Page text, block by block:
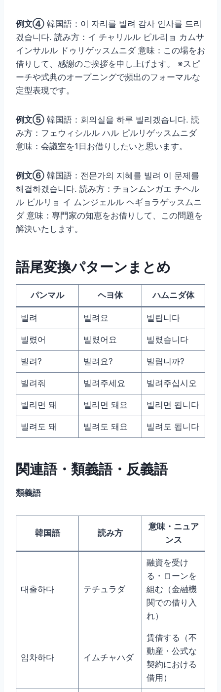
例文④ 韓国語：이 자리를 빌려 감사 인사를 드리
겠습니다. 読み方：イ チャリルル ピル리ョ カムサ
インサルル ドゥリゲッスムニダ 意味：この場をお
借りして、感謝のご挨拶を申し上げます。 ※スピ
ーチや式典のオープニングで頻出のフォーマルな
定型表現です。
例文⑤ 韓国語：회의실을 하루 빌리겠습니다. 読
み方：フェウィシルル ハル ピルリゲッスムニダ
意味：会議室を1日お借りしたいと思います。
例文⑥ 韓国語：전문가의 지혜를 빌려 이 문제를
해결하겠습니다. 読み方：チョンムンガエ チヘル
ル ピルリョ イ ムンジェルル ヘギョラゲッスムニ
ダ 意味：専門家の知恵をお借りして、この問題を
解決いたします。
語尾変換パターンまとめ
パンマル ヘヨ体 ハムニダ体
빌려 빌려요 빌립니다
빌렸어 빌렸어요 빌렸습니다
빌려? 빌려요? 빌립니까?
빌려줘 빌려주세요 빌려주십시오
빌리면 돼 빌리면 돼요 빌리면 됩니다
빌려도 돼 빌려도 돼요 빌려도 됩니다
関連語・類義語・反義語
類義語
韓国語 読み方
意味・ニュア
ンス
대출하다 テチュラダ
融資を受け
る・ローンを
組む（金融機
関での借り入
れ）
임차하다 イムチャハダ
賃借する（不
動産・公式な
契約における
借用）